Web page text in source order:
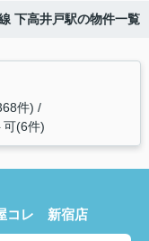
下高井戸駅の物件一覧
件)
可(6件)
コレ 新宿店